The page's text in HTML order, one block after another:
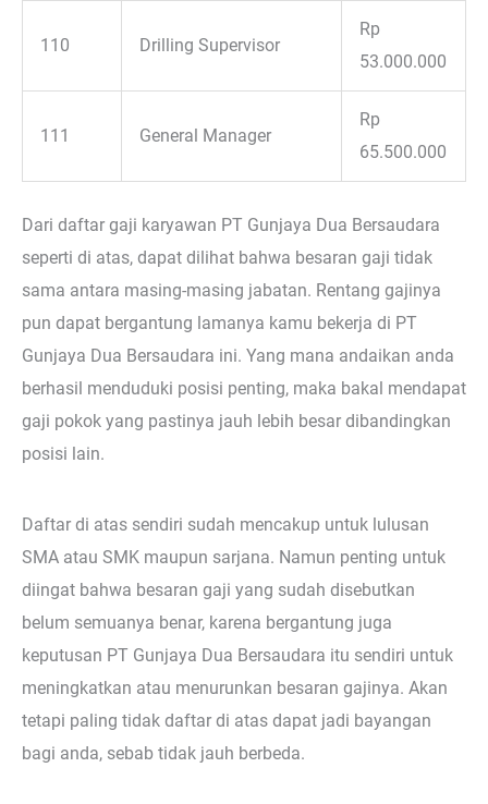
110 Drilling Supervisor
Rp
53.000.000
111 General Manager
Rp
65.500.000
Dari daftar gaji karyawan PT Gunjaya Dua Bersaudara
seperti di atas, dapat dilihat bahwa besaran gaji tidak
sama antara masing-masing jabatan. Rentang gajinya
pun dapat bergantung lamanya kamu bekerja di PT
Gunjaya Dua Bersaudara ini. Yang mana andaikan anda
berhasil menduduki posisi penting, maka bakal mendapat
gaji pokok yang pastinya jauh lebih besar dibandingkan
posisi lain.
Daftar di atas sendiri sudah mencakup untuk lulusan
SMA atau SMK maupun sarjana. Namun penting untuk
diingat bahwa besaran gaji yang sudah disebutkan
belum semuanya benar, karena bergantung juga
keputusan PT Gunjaya Dua Bersaudara itu sendiri untuk
meningkatkan atau menurunkan besaran gajinya. Akan
tetapi paling tidak daftar di atas dapat jadi bayangan
bagi anda, sebab tidak jauh berbeda.